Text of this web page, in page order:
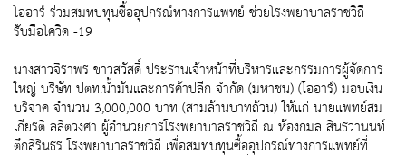
โออาร์ ร่วมสมทบทุนซื้ออุปกรณ์ทางการแพทย์ ช่วยโรงพยาบาลราชวิถี
รับมือโควิด -19
นางสาวจิราพร ขาวสวัสดิ์ ประธานเจ้าหน้าที่บริหารและกรรมการผู้จัดการ
ใหญ่ บริษัท ปตท.น้ำมันและการค้าปลีก จำกัด (มหาชน) (โออาร์) มอบเงิน
บริจาค จำนวน 3,000,000 บาท (สามล้านบาทถ้วน) ให้แก่ นายแพทย์สม
เกียรติ ลลิตวงศา ผู้อำนวยการโรงพยาบาลราชวิถี ณ ห้องกมล สินธวานนท์
ตึกสิรินธร โรงพยาบาลราชวิถี เพื่อสมทบทุนซื้ออุปกรณ์ทางการแพทย์ที่